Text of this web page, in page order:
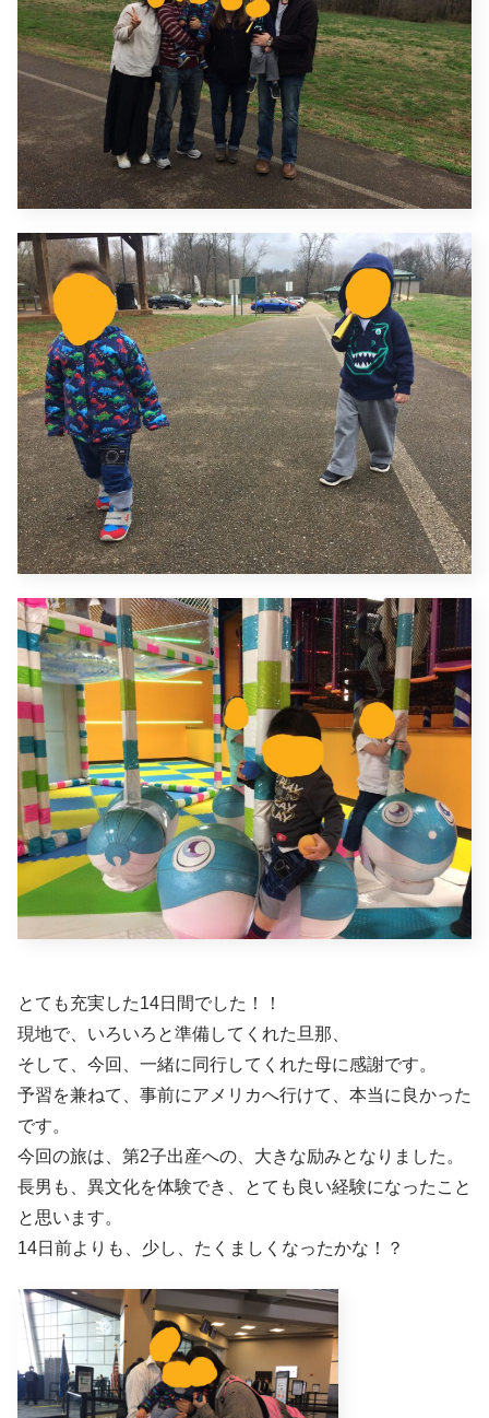
とても充実した14日間でした！！
現地で、いろいろと準備してくれた旦那、
そして、今回、一緒に同行してくれた母に感謝です。
予習を兼ねて、事前にアメリカへ行けて、本当に良かった
です。
今回の旅は、第2子出産への、大きな励みとなりました。
長男も、異文化を体験でき、とても良い経験になったこと
と思います。
14日前よりも、少し、たくましくなったかな！？